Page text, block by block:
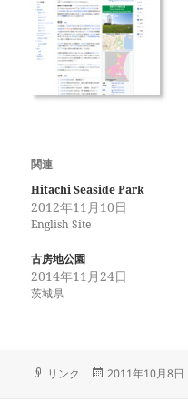
関連
Hitachi Seaside Park
2012年11月10日
English Site
古房地公園
2014年11月24日
茨城県
フ
リンク
投
2011年10月8日